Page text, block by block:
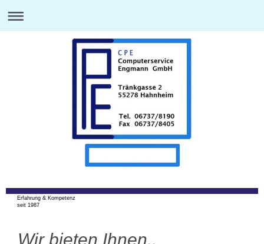
Erfahrung & Kompetenz
seit 1987
Wir bieten Ihnen..